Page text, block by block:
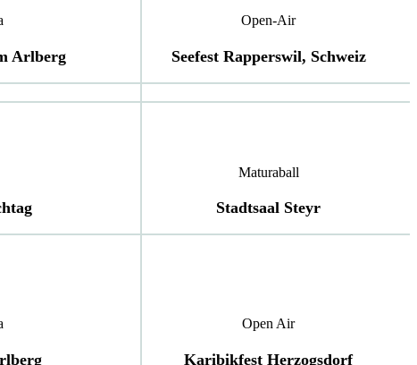
Arlberg
Open-Air
Seefest Rapperswil, Schweiz
Maturaball
Stadtsaal Steyr
Open Air
Karibikfest Herzogsdorf